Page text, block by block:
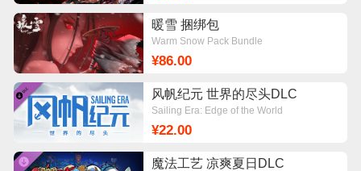
暖雪 捆绑包
Warm Snow Pack Bundle
¥86.00
风帆纪元 世界的尽头DLC
Sailing Era: Edge of the World
¥22.00
魔法工艺 凉爽夏日DLC